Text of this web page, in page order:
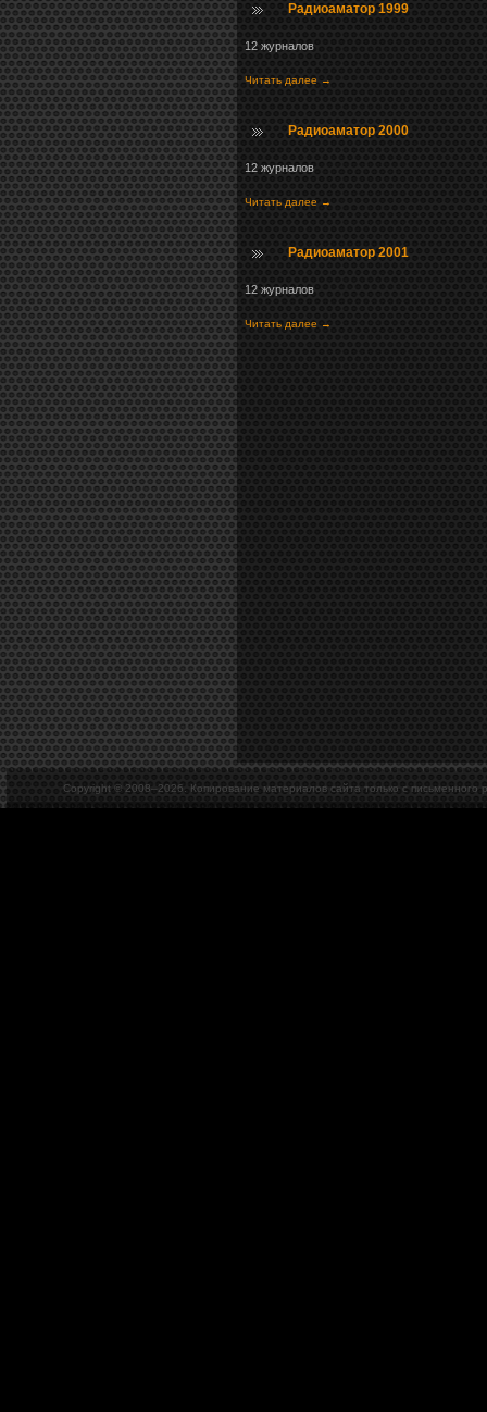
Радиоаматор 1999
12 журналов
Читать далее →
Радиоаматор 2000
12 журналов
Читать далее →
Радиоаматор 2001
12 журналов
Читать далее →
Copyright © 2008–2026. Копирование материалов сайта только с